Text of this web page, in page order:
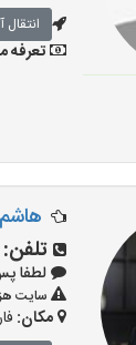
تعرفه
لطفا پس
سایت
مکان: